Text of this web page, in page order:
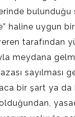
bulunduğu
haline uygun
tarafından
meydana
sayılması
bir şart ya da